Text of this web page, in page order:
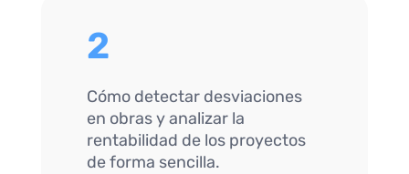
2
Cómo detectar desviaciones
en obras y analizar la
rentabilidad de los proyectos
de forma sencilla.